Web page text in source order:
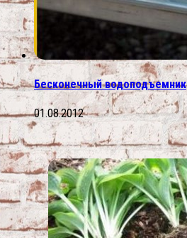
Бесконечный водоподъемник
01.08.2012